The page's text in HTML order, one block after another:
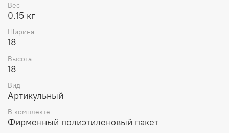
Вес
0.15 кг
Ширина
18
Высота
18
Вид
Артикульный
В комплекте
Фирменный полиэтиленовый пакет